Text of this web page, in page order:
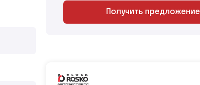
Получить предложение